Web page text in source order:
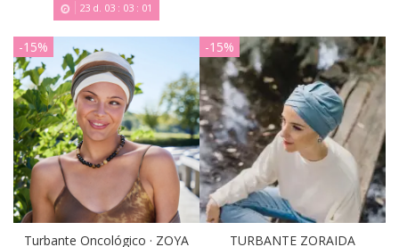
23d. 03: 03: 00
-15%
Turbante Oncológico · ZOYA
-15%
TURBANTE ZORAIDA